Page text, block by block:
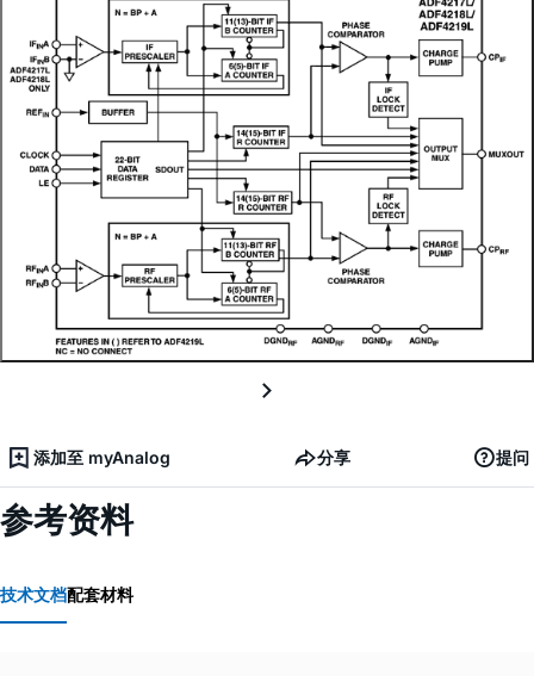
添加至 myAnalog 分享 提问
参考资料
技术文档配套材料